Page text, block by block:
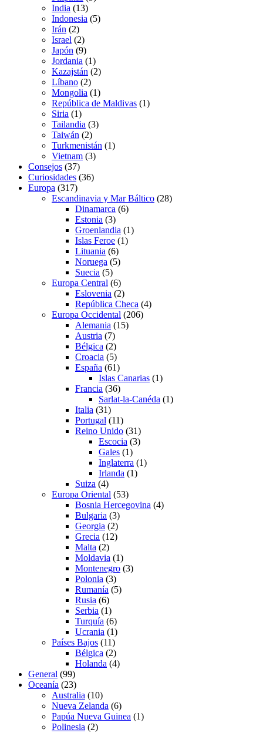
India (13)
Indonesia (5)
Irán (2)
Israel (2)
Japón (9)
Jordania (1)
Kazajstán (2)
Líbano (2)
Mongolia (1)
República de Maldivas (1)
Siria (1)
Tailandia (3)
Taiwán (2)
Turkmenistán (1)
Vietnam (3)
Consejos (37)
Curiosidades (36)
Europa (317)
Escandinavia y Mar Báltico (28)
Dinamarca (6)
Estonia (3)
Groenlandia (1)
Islas Feroe (1)
Lituania (6)
Noruega (5)
Suecia (5)
Europa Central (6)
Eslovenia (2)
República Checa (4)
Europa Occidental (206)
Alemania (15)
Austria (7)
Bélgica (2)
Croacia (5)
España (61)
Islas Canarias (1)
Francia (36)
Sarlat-la-Canéda (1)
Italia (31)
Portugal (11)
Reino Unido (31)
Escocia (3)
Gales (1)
Inglaterra (1)
Irlanda (1)
Suiza (4)
Europa Oriental (53)
Bosnia Hercegovina (4)
Bulgaria (3)
Georgia (2)
Grecia (12)
Malta (2)
Moldavia (1)
Montenegro (3)
Polonia (3)
Rumanía (5)
Rusia (6)
Serbia (1)
Turquía (6)
Ucrania (1)
Países Bajos (11)
Bélgica (2)
Holanda (4)
General (99)
Oceanía (23)
Australia (10)
Nueva Zelanda (6)
Papúa Nueva Guinea (1)
Polinesia (2)